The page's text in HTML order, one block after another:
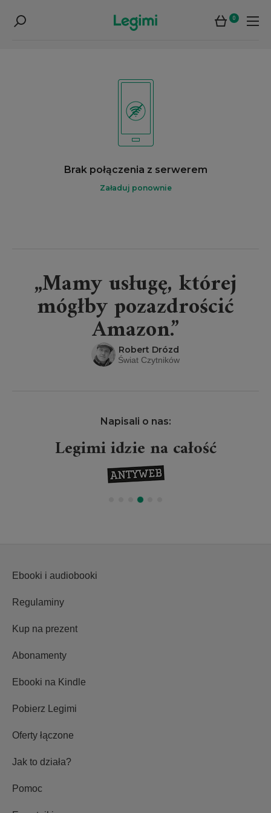
0
Brak połączenia z serwerem
Załaduj ponownie
„Mamy usługę, której
mógłby pozazdrościć
Amazon.”
Robert Drózd
Świat Czytników
Napisali o nas:
Legimi idzie na całość
Ebooki i audiobooki
Regulaminy
Kup na prezent
Abonamenty
Ebooki na Kindle
Pobierz Legimi
Oferty łączone
Jak to działa?
Pomoc